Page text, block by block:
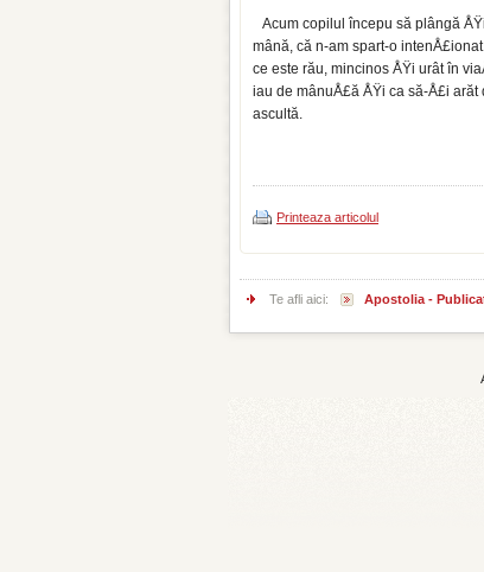
Acum copilul începu să plângă
mână, că n-am spart-o
ce este rău, mincinos ÅŸi urât în
iau de mânuÅ£ă ÅŸi ca să-Å£i
ascultă.
Printeaza articolul
Te afli aici: Apostolia -